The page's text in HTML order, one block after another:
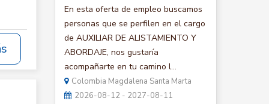
En esta oferta de empleo buscamos
personas que se perfilen en el cargo
de AUXILIAR DE ALISTAMIENTO Y
ABORDAJE, nos gustaría
acompañarte en tu camino l...
Colombia Magdalena Santa Marta
2026-08-12 - 2027-08-11